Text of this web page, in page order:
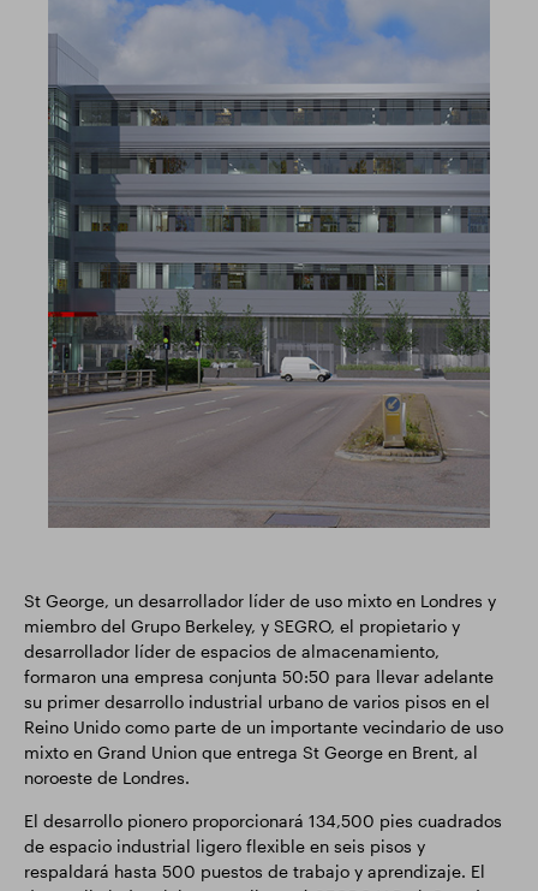
St George, un desarrollador líder de uso mixto en Londres y
miembro del Grupo Berkeley, y SEGRO, el propietario y
desarrollador líder de espacios de almacenamiento,
formaron una empresa conjunta 50:50 para llevar adelante
su primer desarrollo industrial urbano de varios pisos en el
Reino Unido como parte de un importante vecindario de uso
mixto en Grand Union que entrega St George en Brent, al
noroeste de Londres.
El desarrollo pionero proporcionará 134,500 pies cuadrados
de espacio industrial ligero flexible en seis pisos y
respaldará hasta 500 puestos de trabajo y aprendizaje. El